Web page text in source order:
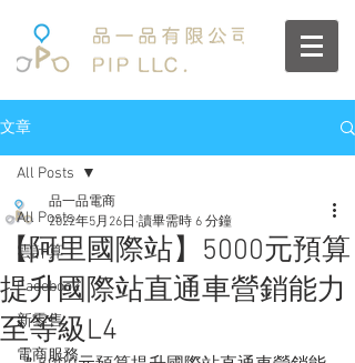
文章
All Posts
雲計算
Facebook
新零售
電商服務
All Posts
【阿里國際站】5000元預算
提升國際站直通車營銷能力
至等級L4
品一品電商
2022年5月26日 讀畢需時 6 分鐘